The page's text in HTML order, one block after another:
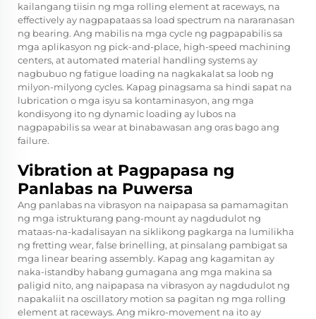
kailangang tiisin ng mga rolling element at raceways, na
effectively ay nagpapataas sa load spectrum na nararanasan
ng bearing. Ang mabilis na mga cycle ng pagpapabilis sa
mga aplikasyon ng pick-and-place, high-speed machining
centers, at automated material handling systems ay
nagbubuo ng fatigue loading na nagkakalat sa loob ng
milyon-milyong cycles. Kapag pinagsama sa hindi sapat na
lubrication o mga isyu sa kontaminasyon, ang mga
kondisyong ito ng dynamic loading ay lubos na
nagpapabilis sa wear at binabawasan ang oras bago ang
failure.
Vibration at Pagpapasa ng
Panlabas na Puwersa
Ang panlabas na vibrasyon na naipapasa sa pamamagitan
ng mga istrukturang pang-mount ay nagdudulot ng
mataas-na-kadalisayan na siklikong pagkarga na lumilikha
ng fretting wear, false brinelling, at pinsalang pambigat sa
mga linear bearing assembly. Kapag ang kagamitan ay
naka-istandby habang gumagana ang mga makina sa
paligid nito, ang naipapasa na vibrasyon ay nagdudulot ng
napakaliit na oscillatory motion sa pagitan ng mga rolling
element at raceways. Ang mikro-movement na ito ay